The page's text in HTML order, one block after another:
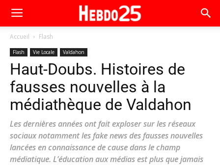
Accueil Flash
Flash Vie Locale Valdahon
Haut-Doubs. Histoires de
fausses nouvelles à la
médiathèque de Valdahon
Les dernières années ont fait exploser sur les réseaux
sociaux notamment les fake news des fausses nouvelles
lancées en connaissance de cause dans le champ
médiatique. L’éducation aux médias est plus que jamais